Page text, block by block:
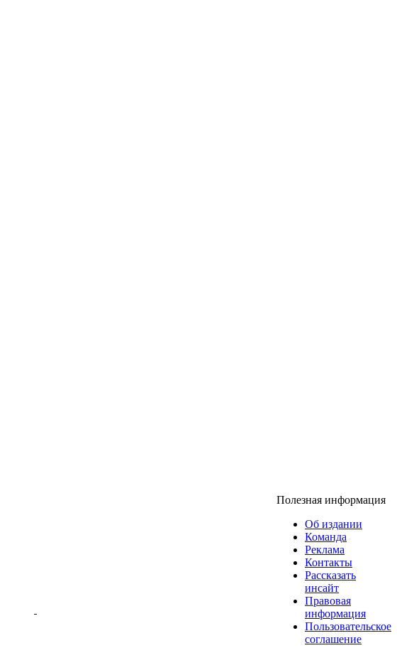
Полезная информация
Об издании
Команда
Реклама
Контакты
Рассказать
инсайт
Правовая
информация
Пользовательское
соглашение